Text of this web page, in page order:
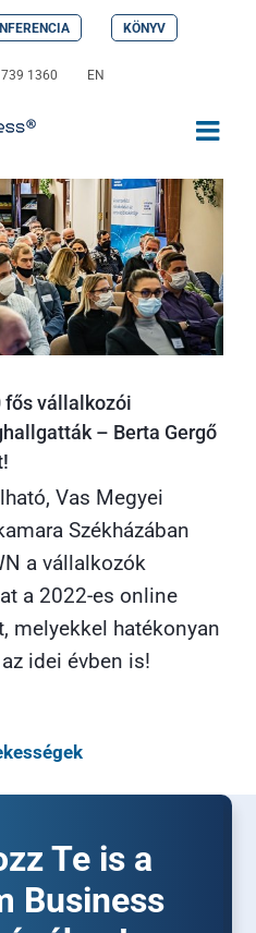
KÖNYV
1360 EN
fős vállalkozói
– Berta Gergő
Vas Megyei
Székházában
a vállalkozók
a 2022-es online
melyekkel hatékonyan
idei évben is!
Te is a
Business